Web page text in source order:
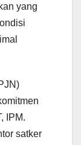
yang
IPM.
satker